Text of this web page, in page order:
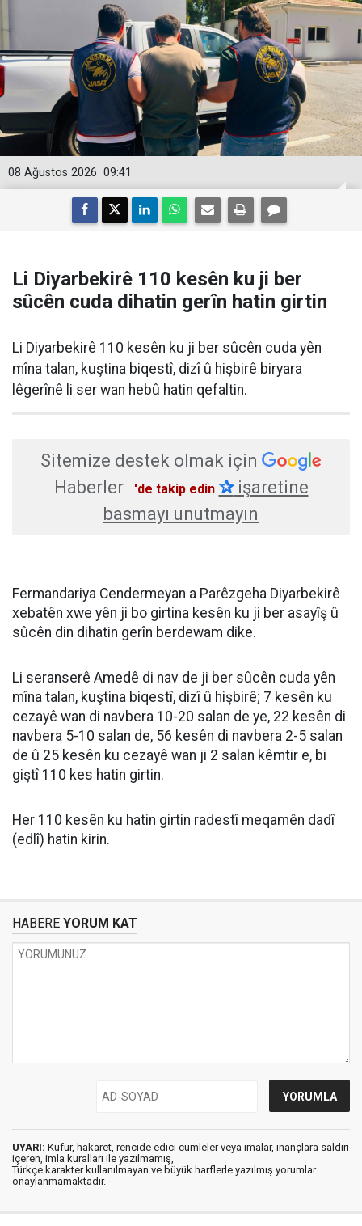
09:41
08 Ağustos 2026
Li Diyarbekirê 110 kesên ku ji ber
sûcên cuda dihatin gerîn hatin girtin
Li Diyarbekirê 110 kesên ku ji ber sûcên cuda yên
mîna talan, kuştina biqestî, dizî û hişbirê biryara
lêgerînê li ser wan hebû hatin qefaltin.
Sitemize destek olmak için
Haberler
'de takip edin ✰işaretine
basmayı unutmayın
Fermandariya Cendermeyan a Parêzgeha Diyarbekirê
xebatên xwe yên ji bo girtina kesên ku ji ber asayîş û
sûcên din dihatin gerîn berdewam dike.
Li seranserê Amedê di nav de ji ber sûcên cuda yên
mîna talan, kuştina biqestî, dizî û hişbirê; 7 kesên ku
cezayê wan di navbera 10-20 salan de ye, 22 kesên di
navbera 5-10 salan de, 56 kesên di navbera 2-5 salan
de û 25 kesên ku cezayê wan ji 2 salan kêmtir e, bi
giştî 110 kes hatin girtin.
Her 110 kesên ku hatin girtin radestî meqamên dadî
(edlî) hatin kirin.
HABERE YORUM KAT
UYARI: Küfür, hakaret, rencide edici cümleler veya imalar, inançlara saldırı
içeren, imla kuralları ile yazılmamış,
Türkçe karakter kullanılmayan ve büyük harflerle yazılmış yorumlar
onaylanmamaktadır.